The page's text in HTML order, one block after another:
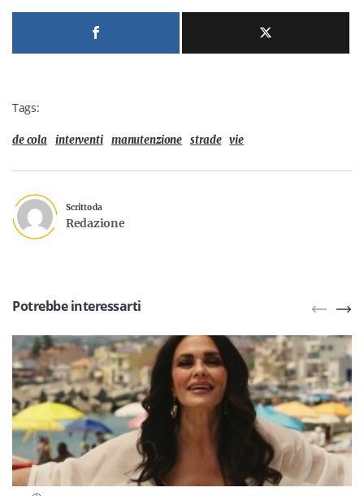
Tags:
de cola interventi manutenzione strade vie
Scritto da
Redazione
Potrebbe interessarti